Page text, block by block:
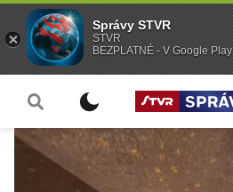
Správy STVR
STVR
BEZPLATNÉ - V Google Play